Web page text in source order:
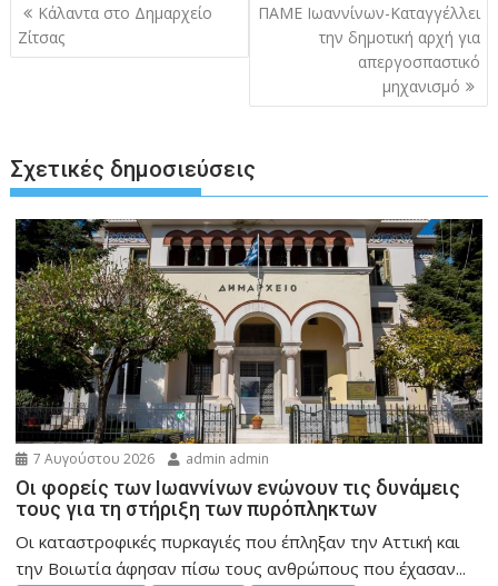
άρθρων
Κάλαντα στο Δημαρχείο
Ζίτσας
ΠΑΜΕ Ιωαννίνων-Καταγγέλλει
την δημοτική αρχή για
απεργοσπαστικό
μηχανισμό
Σχετικές δημοσιεύσεις
7 Αυγούστου 2026 admin admin
Οι φορείς των Ιωαννίνων ενώνουν τις δυνάμεις
τους για τη στήριξη των πυρόπληκτων
Οι καταστροφικές πυρκαγιές που έπληξαν την Αττική και
την Bοιωτία άφησαν πίσω τους ανθρώπους που έχασαν...